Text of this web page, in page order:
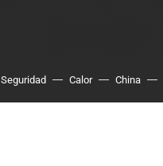
Seguridad Calor China